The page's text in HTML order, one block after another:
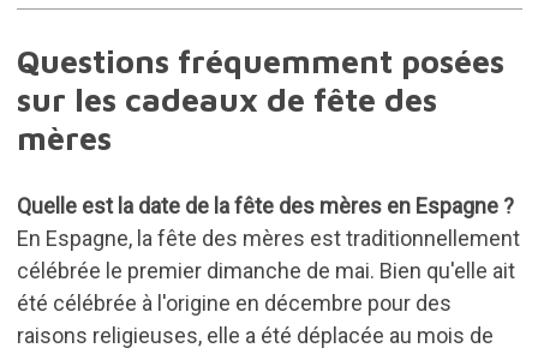
Questions fréquemment posées
sur les cadeaux de fête des
mères
Quelle est la date de la fête des mères en Espagne ?
En Espagne, la fête des mères est traditionnellement
célébrée le premier dimanche de mai. Bien qu'elle ait
été célébrée à l'origine en décembre pour des
raisons religieuses, elle a été déplacée au mois de